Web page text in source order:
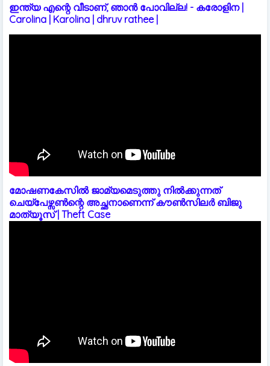
ഇന്ത്യ എന്റെ വീടാണ്, ഞാൻ പോവില്ല! - കരോളിന |
Carolina | Karolina | dhruv rathee |
മോഷണകേസിൽ ജാമ്യമെടുത്തു നിൽക്കുന്നത്
ചെയ്പേഴ്സൺന്റെ അച്ഛനാണെന്ന് കൗൺസിലർ ബിജു
മാത്യൂസ് | Theft Case